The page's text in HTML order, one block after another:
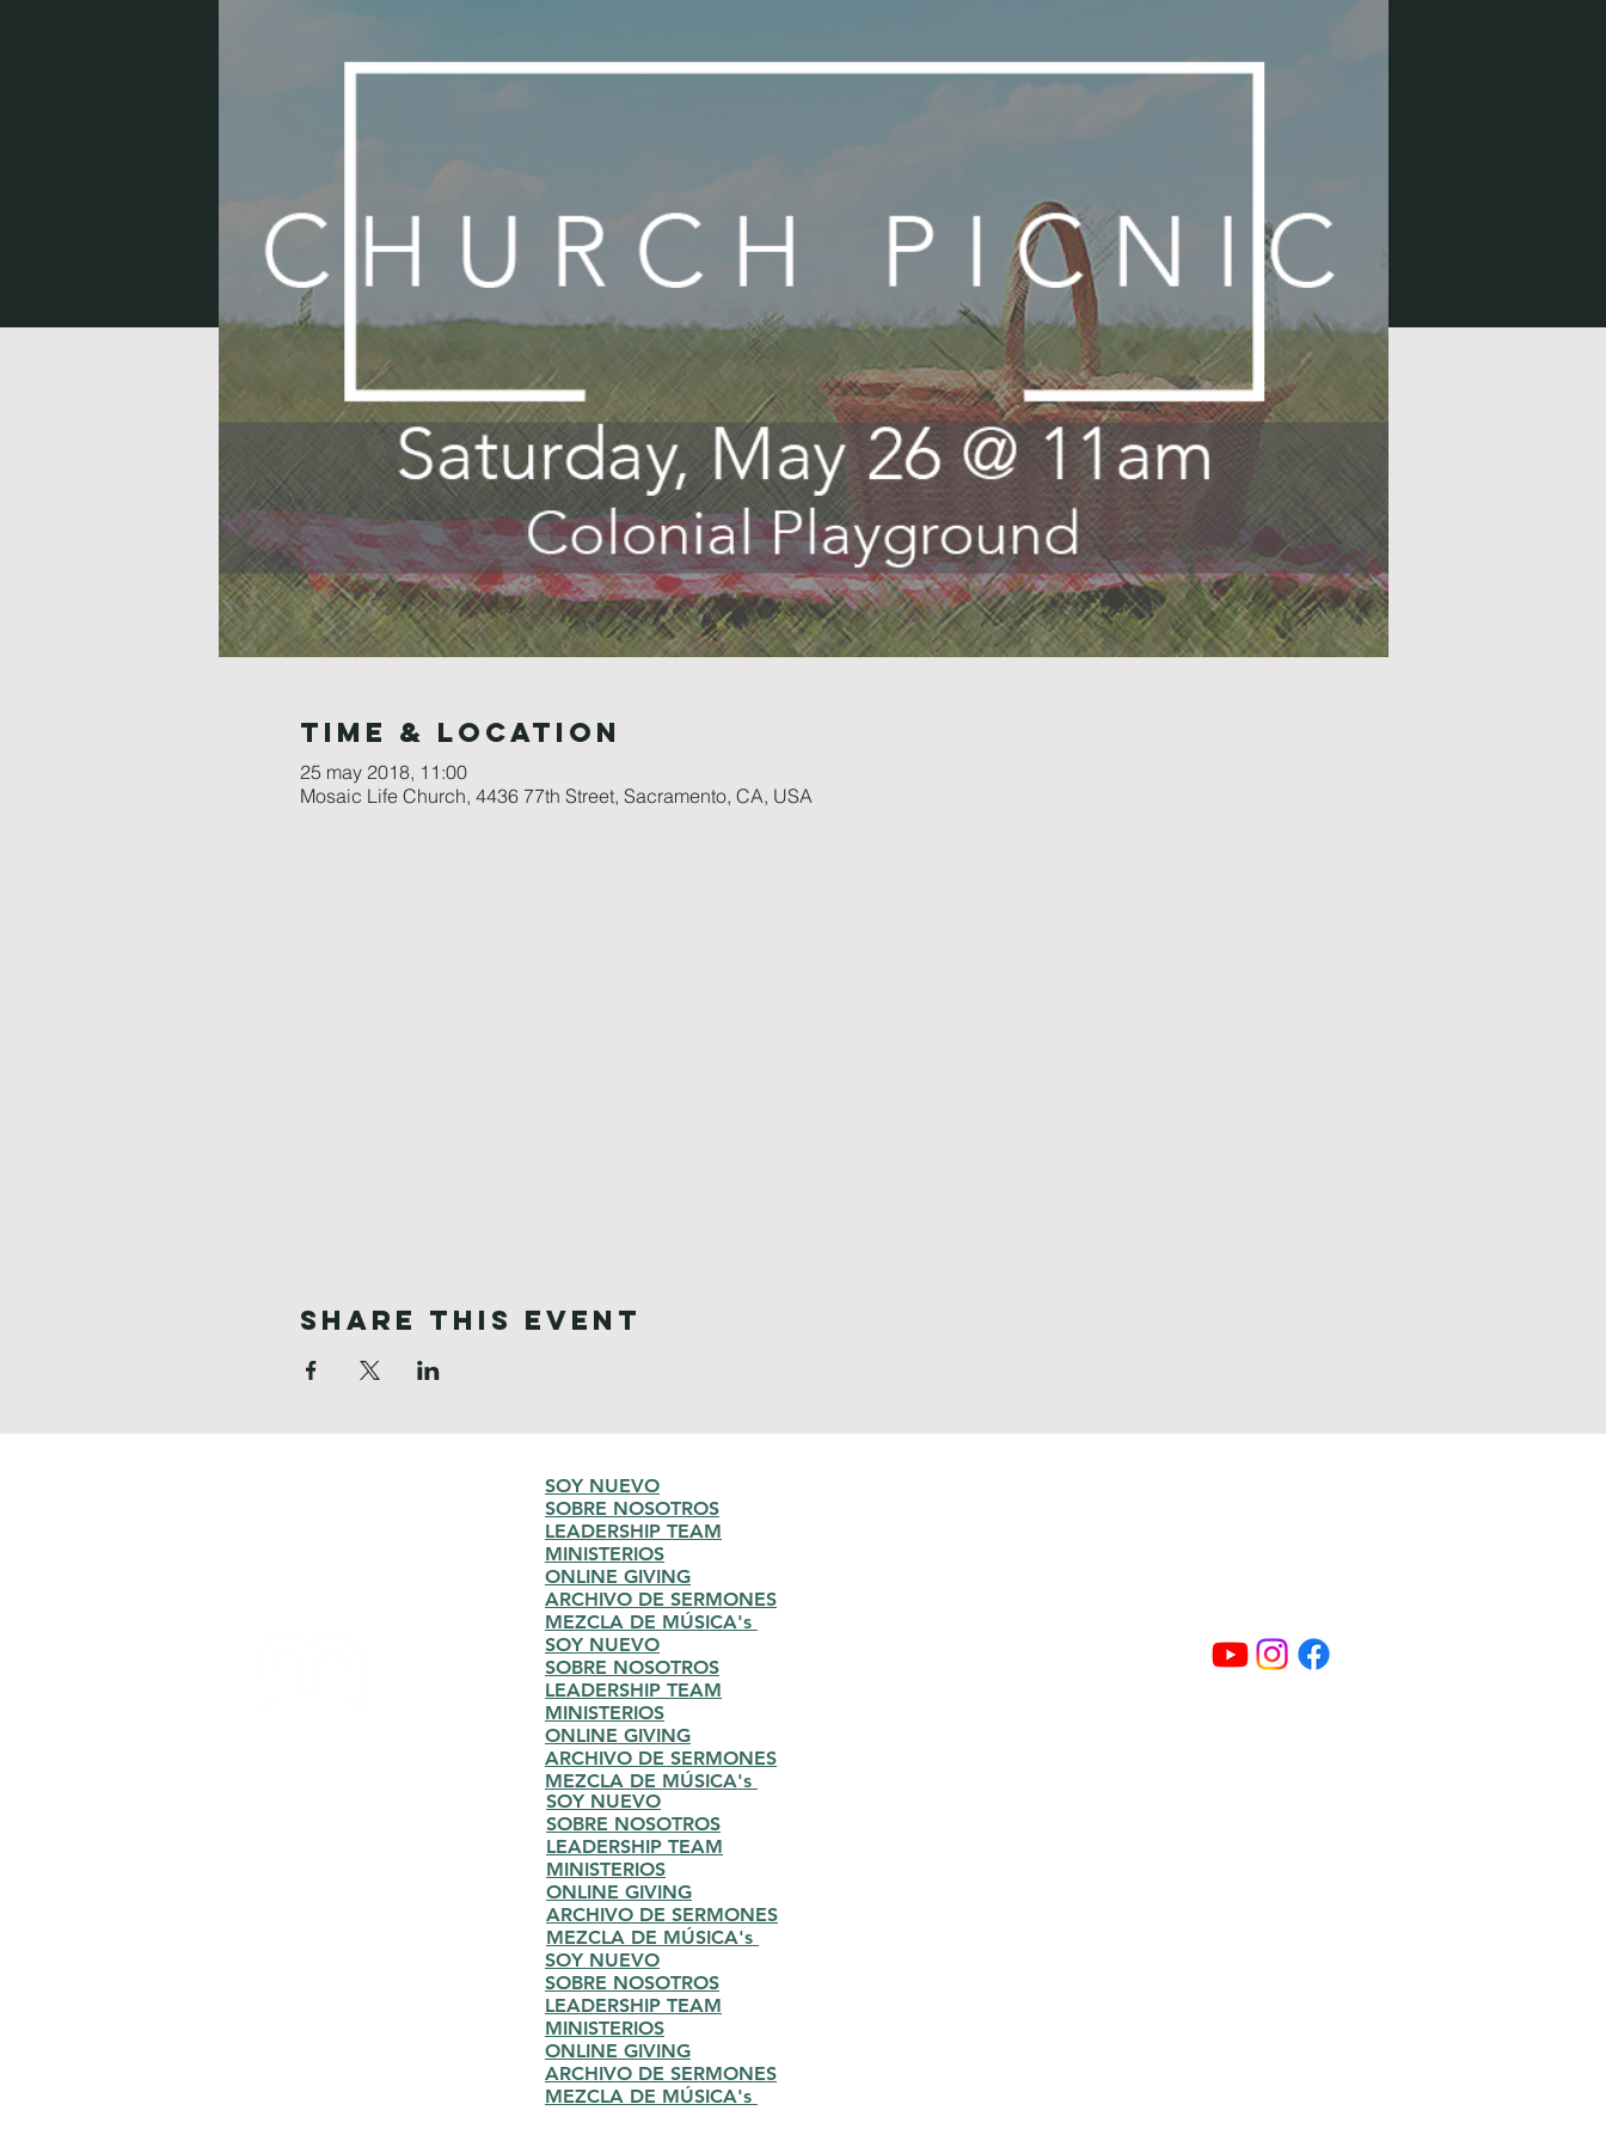
Time & Location
25 may 2018, 11:00
Mosaic Life Church, 4436 77th Street, Sacramento, CA, USA
Share This Event
SOY NUEVO
SOBRE NOSOTROS
LEADERSHIP TEAM
MINISTERIOS
ONLINE GIVING
ARCHIVO DE SERMONES
MEZCLA DE MÚSICA's
SOY NUEVO
SOBRE NOSOTROS
LEADERSHIP TEAM
MINISTERIOS
ONLINE GIVING
ARCHIVO DE SERMONES
MEZCLA DE MÚSICA's
SOY NUEVO
SOBRE NOSOTROS
LEADERSHIP TEAM
MINISTERIOS
ONLINE GIVING
ARCHIVO DE SERMONES
MEZCLA DE MÚSICA's
SOY NUEVO
SOBRE NOSOTROS
LEADERSHIP TEAM
MINISTERIOS
ONLINE GIVING
ARCHIVO DE SERMONES
MEZCLA DE MÚSICA's